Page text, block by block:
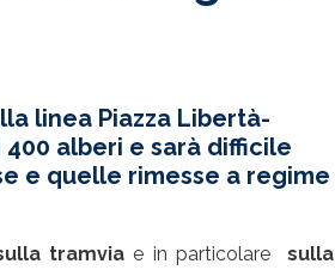
linea Piazza Libertà-
alberi e sarà difficile
e quelle rimesse a regime
tramvia e in particolaresulla